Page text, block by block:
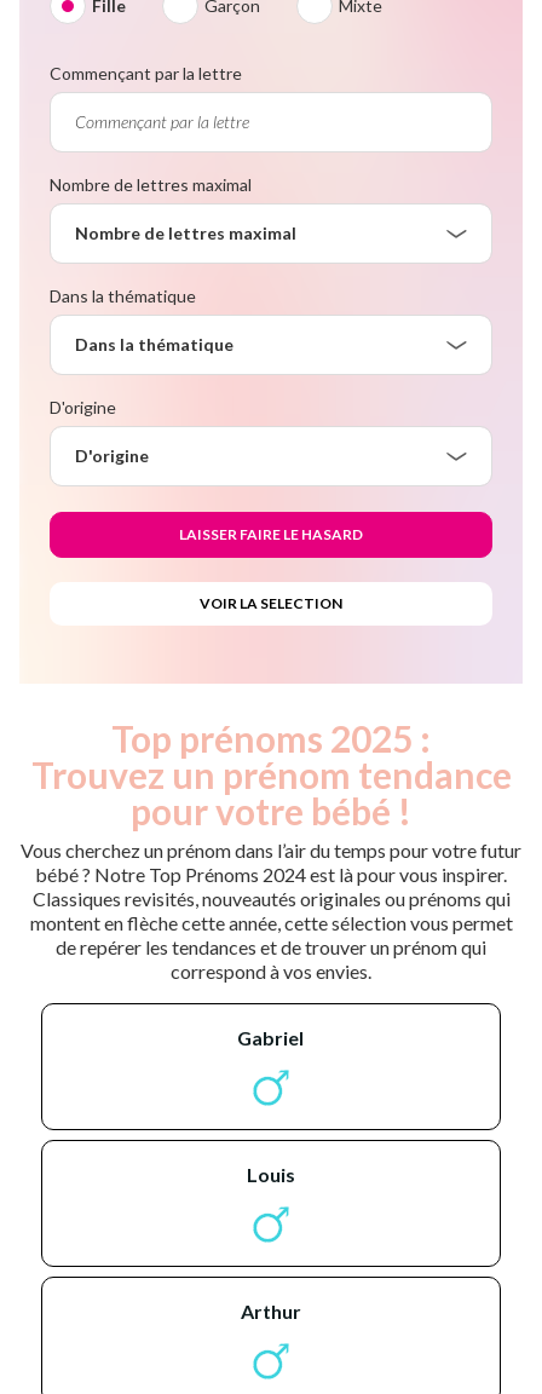
Fille Garçon Mixte
Commençant par la lettre
Nombre de lettres maximal
Nombre de lettres maximal
Dans la thématique
Dans la thématique
D'origine
D'origine
Top prénoms 2025 :
Trouvez un prénom tendance
pour votre bébé !
Vous cherchez un prénom dans l’air du temps pour votre futur
bébé ? Notre Top Prénoms 2024 est là pour vous inspirer.
Classiques revisités, nouveautés originales ou prénoms qui
montent en flèche cette année, cette sélection vous permet
de repérer les tendances et de trouver un prénom qui
correspond à vos envies.
gabriel
louis
arthur